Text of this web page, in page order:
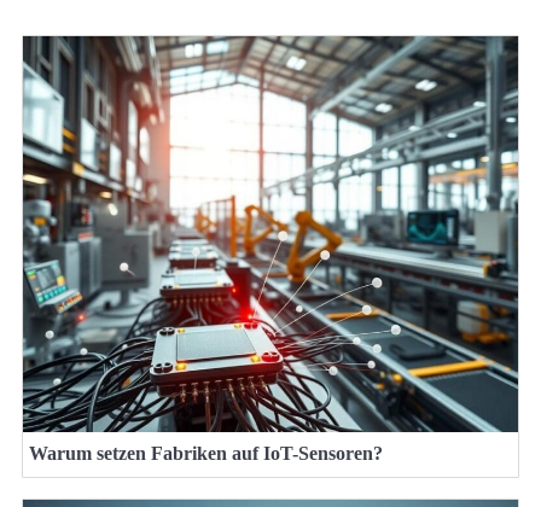
Warum setzen Fabriken auf IoT-Sensoren?